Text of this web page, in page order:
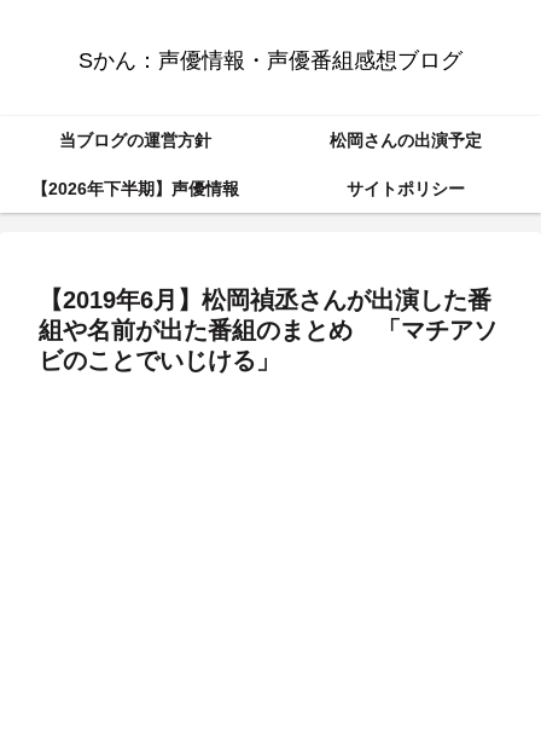
Sかん：声優情報・声優番組感想ブログ
当ブログの運営方針 松岡さんの出演予定
【2026年下半期】声優情報 サイトポリシー
【2019年6月】松岡禎丞さんが出演した番
組や名前が出た番組のまとめ 「マチアソ
ビのことでいじける」